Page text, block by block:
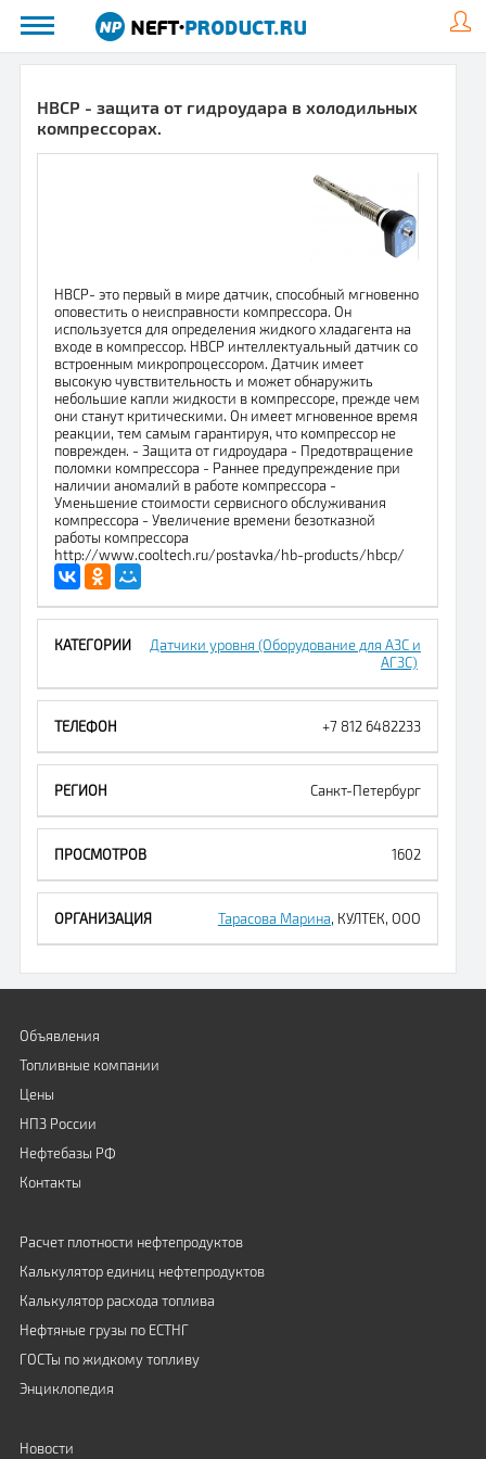
HBCP - защита от гидроудара в холодильных
компрессорах.
HBCP- это первый в мире датчик, способный мгновенно
оповестить о неисправности компрессора. Он
используется для определения жидкого хладагента на
входе в компрессор. HBCP интеллектуальный датчик со
встроенным микропроцессором. Датчик имеет
высокую чувствительность и может обнаружить
небольшие капли жидкости в компрессоре, прежде чем
они станут критическими. Он имеет мгновенное время
реакции, тем самым гарантируя, что компрессор не
поврежден. - Защита от гидроудара - Предотвращение
поломки компрессора - Раннее предупреждение при
наличии аномалий в работе компрессора -
Уменьшение стоимости сервисного обслуживания
компрессора - Увеличение времени безотказной
работы компрессора
http://www.cooltech.ru/postavka/hb-products/hbcp/
Датчики уровня (Оборудование для АЗС и
АГЗС)
+7 812 6482233
Санкт-Петербург
1602
Тарасова Марина, КУЛТЕК, ООО
Объявления
Топливные компании
Цены
НПЗ России
Нефтебазы РФ
Контакты
Расчет плотности нефтепродуктов
Калькулятор единиц нефтепродуктов
Калькулятор расхода топлива
Нефтяные грузы по ЕСТНГ
ГОСТы по жидкому топливу
Энциклопедия
Новости